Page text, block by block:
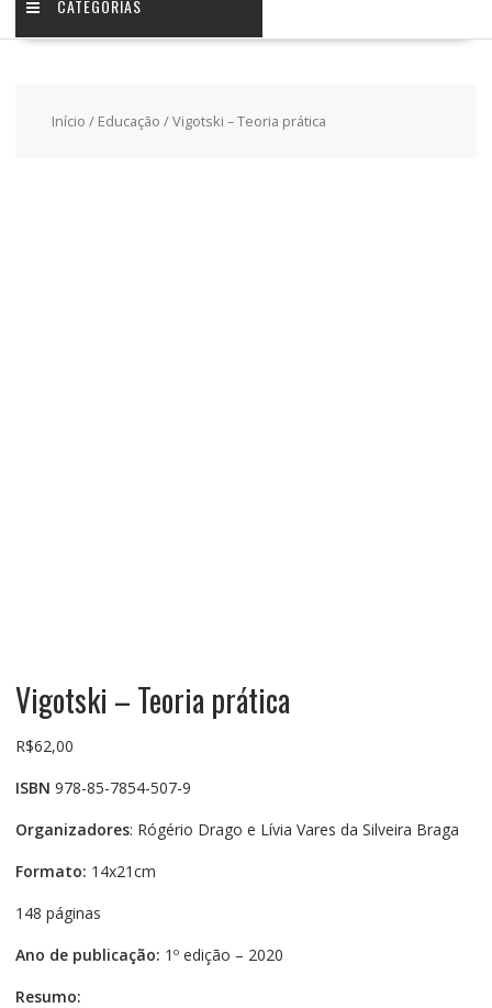
CATEGORIAS
Início / Educação / Vigotski – Teoria prática
Vigotski – Teoria prática
R$62,00
ISBN 978-85-7854-507-9
Organizadores: Rógério Drago e Lívia Vares da Silveira Braga
Formato: 14x21cm
148 páginas
Ano de publicação: 1º edição – 2020
Resumo: